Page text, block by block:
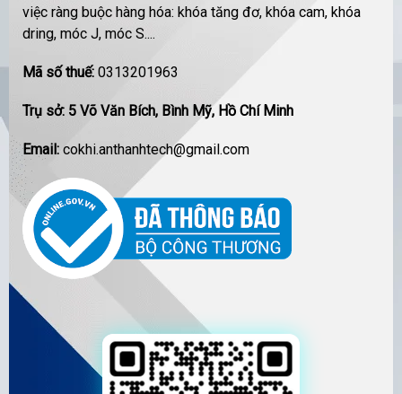
việc ràng buộc hàng hóa: khóa tăng đơ, khóa cam, khóa
dring, móc J, móc S....
Mã số thuế: 0313201963
Trụ sở: 5 Võ Văn Bích, Bình Mỹ, Hồ Chí Minh
Email: cokhi.anthanhtech@gmail.com